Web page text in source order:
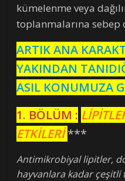
kümelenme veya
toplanmalarına sebep
ARTIK ANA
YAKINDAN
ASIL KONUMUZA
1. BÖLÜM :
ETKİLERİ***
Antimikrobiyal lipitler,
hayvanlara kadar çeşitli